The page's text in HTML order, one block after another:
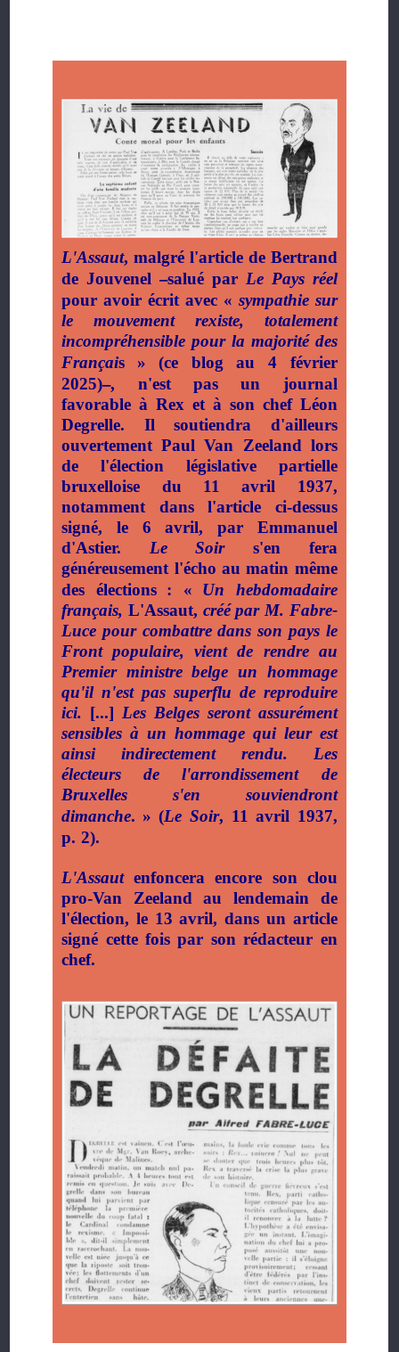
L'Assaut, malgré l'article de Bertrand
de Jouvenel–salué par Le Pays réel
pour avoir écrit avec « sympathie sur
le mouvement rexiste, totalement
incompréhensible pour la majorité des
Français
» (ce blog au 4 février
2025)–, n'est pas un journal
favorable à Rex et à son chef Léon
Degrelle. Il soutiendra d'ailleurs
ouvertement Paul Van Zeeland lors
de l'élection législative partielle
bruxelloise du 11 avril 1937,
notamment dans l'article ci-dessus
signé, le 6 avril, par Emmanuel
d'Astier. Le Soirs'en fera
généreusement l'écho au matin même
des élections : «
Un hebdomadaire
français, L'Assaut, créé par M. Fabre-
Luce pour combattre dans son pays le
Front populaire, vient de rendre au
Premier ministre belge un hommage
qu'il n'est pas superflu de reproduire
ici. [...] Les Belges seront assurément
sensibles à un hommage qui leur est
ainsi indirectement rendu. Les
électeurs de l'arrondissement de
Bruxelles s'en souviendront
dimanche. » (Le Soir, 11 avril 1937,
p. 2).
L'Assautenfoncera encore son clou
pro-Van Zeeland au lendemain de
l'élection, le 13 avril, dans un article
signé cette fois par son rédacteur en
chef.